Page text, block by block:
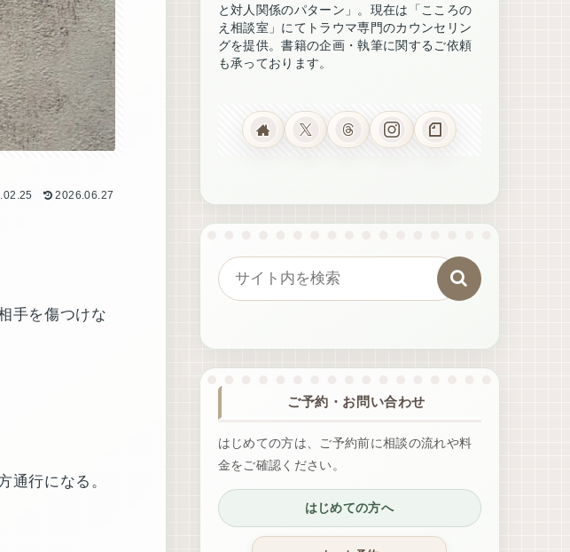
2026.06.27
手を傷つけな
通行になる。
と対人関係のパターン」。現在は「こころの
え相談室」にてトラウマ専門のカウンセリン
グを提供。書籍の企画・執筆に関するご依頼
も承っております。
ご予約・お問い合わせ
はじめての方は、ご予約前に相談の流れや料
金をご確認ください。
はじめての方へ